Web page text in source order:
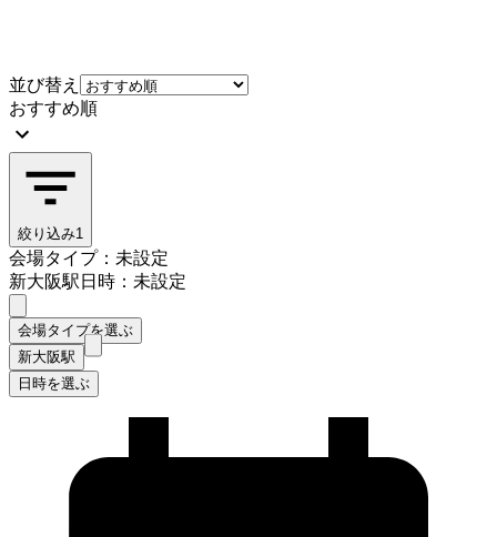
並び替え
おすすめ順
絞り込み1
会場タイプ：未設定
新大阪駅日時：未設定
会場タイプを選ぶ
新大阪駅
日時を選ぶ